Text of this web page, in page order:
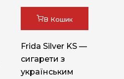
В Кошик
Frida Silver KS —
сигарети з
українським